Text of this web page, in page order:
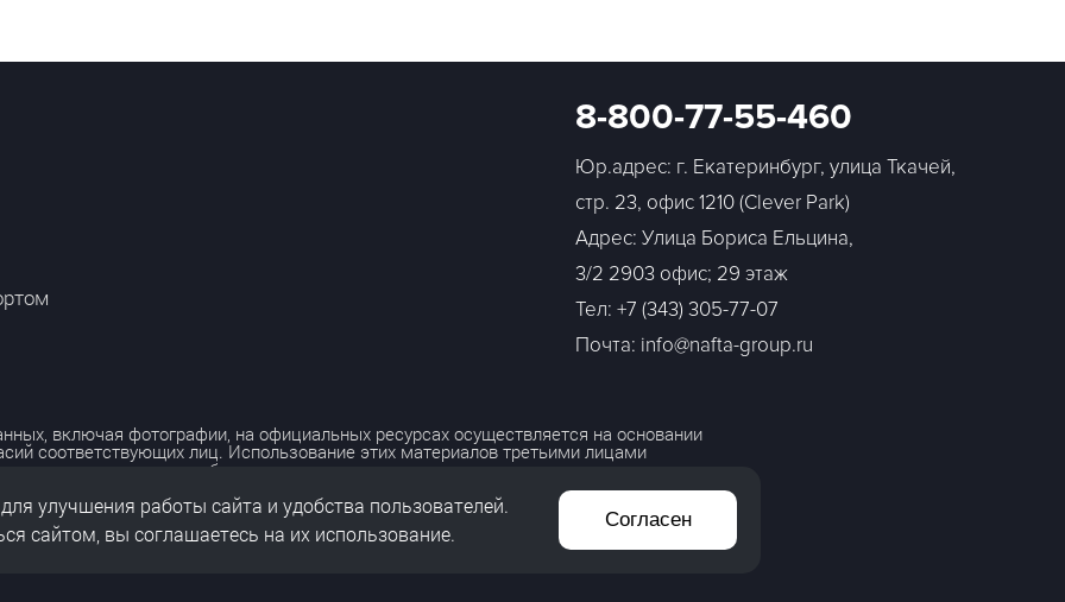
8-800-77-55-460
Юр.адрес: г. Екатеринбург, улица Ткачей,
стр. 23, офис 1210 (Clever Park)
Адрес: Улица Бориса Ельцина,
3/2 2903 офис; 29 этаж
Тел: +7 (343) 305-77-07
Почта: info@nafta-group.ru
включая фотографии, на официальных ресурсах осуществляется на основании
соответствующих лиц. Использование этих материалов третьими лицами
с разрешения правообладателя.
данных
данных
улучшения работы сайта и удобства пользователей.
сайтом, вы соглашаетесь на их использование.
Согласен